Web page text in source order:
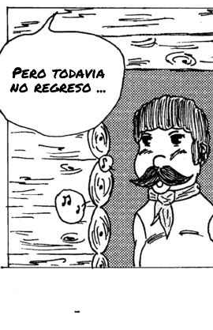
Pero todavia
no regreso ...